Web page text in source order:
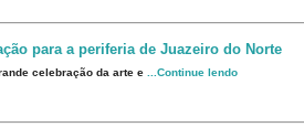
para a periferia de Juazeiro do Norte
celebração da arte e ...Continue lendo